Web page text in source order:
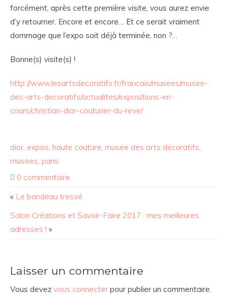
forcément, après cette première visite, vous aurez envie
d’y retourner. Encore et encore… Et ce serait vraiment
dommage que l’expo soit déjà terminée, non ?…
Bonne(s) visite(s) !
http://www.lesartsdecoratifs.fr/francais/musees/musee-
des-arts-decoratifs/actualites/expositions-en-
cours/christian-dior-couturier-du-reve/
dior, expos, haute couture, musee des arts decoratifs,
musees, paris
0 commentaire
« Le bandeau tressé
Salon Créations et Savoir-Faire 2017 : mes meilleures
adresses ! »
Laisser un commentaire
Vous devez vous connecter pour publier un commentaire.